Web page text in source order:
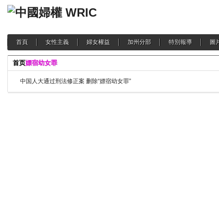
首頁 女性主義 婦女權益 加州分部 特別報導 圖
首页嫖宿幼女罪
中国人大通过刑法修正案 删除“嫖宿幼女罪”